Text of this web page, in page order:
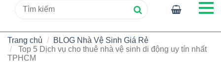
Trang chủ
BLOG Nhà Vệ Sinh Giá Rẻ
Top 5 Dịch vụ cho thuê nhà vệ sinh di động uy tín nhất
TPHCM